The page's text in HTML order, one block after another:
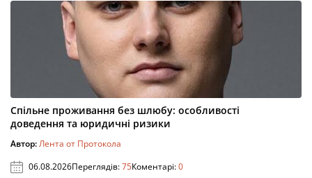
Спільне проживання без шлюбу: особливості
доведення та юридичні ризики
Автор:Лента от Протокола
06.08.2026Переглядів:75Коментарі:0